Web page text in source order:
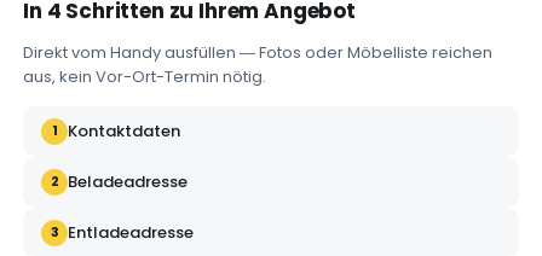
In 4 Schritten zu Ihrem Angebot
Direkt vom Handy ausfüllen — Fotos oder Möbelliste reichen
aus, kein Vor-Ort-Termin nötig.
1 Kontaktdaten
2 Beladeadresse
3 Entladeadresse